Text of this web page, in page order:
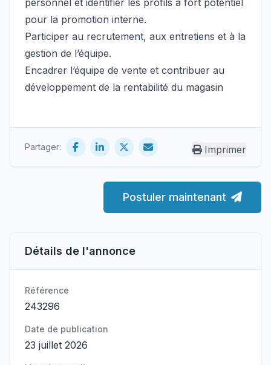
Détails de l'annonce
Référence
243296
Date de publication
23 juillet 2026
personnel et identifier les profils à fort potentiel
pour la promotion interne.
Participer au recrutement, aux entretiens et à la
gestion de l’équipe.
Encadrer l’équipe de vente et contribuer au
développement de la rentabilité du magasin
Partager: Imprimer
Postuler maintenant